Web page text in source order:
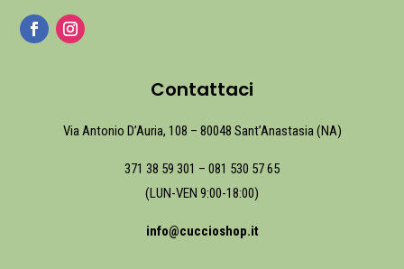
Contattaci
Via Antonio D’Auria, 108 – 80048 Sant’Anastasia (NA)
371 38 59 301 – 081 530 57 65
(LUN-VEN 9:00-18:00)
info@cuccioshop.it